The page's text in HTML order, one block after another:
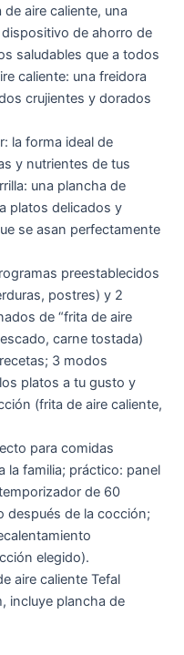
aire caliente, una
de ahorro de
saludables que a todos
caliente: una freidora
crujientes y dorados
la forma ideal de
y nutrientes de tus
una plancha de
platos delicados y
se asan perfectamente
preestablecidos
postres) y 2
de “frita de aire
carne tostada)
3 modos
platos a tu gusto y
(frita de aire caliente,
para comidas
la familia; práctico: panel
de 60
después de la cocción;
elegido).
aire caliente Tefal
incluye plancha de